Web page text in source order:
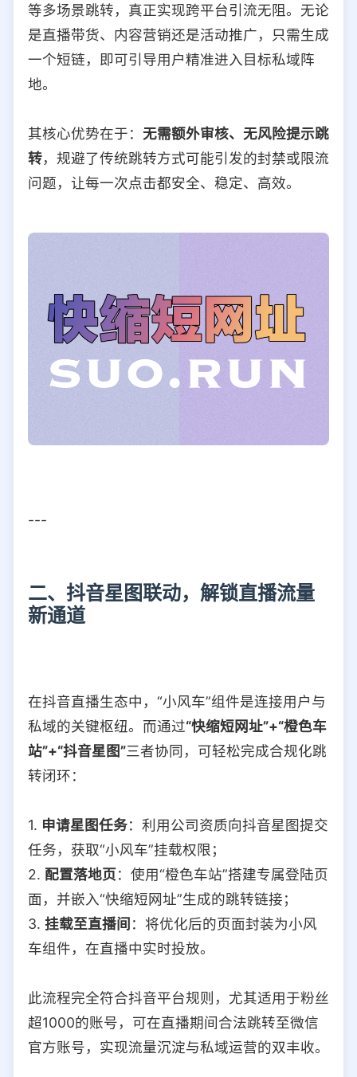
等多场景跳转，真正实现跨平台引流无阻。无论
是直播带货、内容营销还是活动推广，只需生成
一个短链，即可引导用户精准进入目标私域阵
地。
其核心优势在于： 无需额外审核、无风险提示跳
转，规避了传统跳转方式可能引发的封禁或限流
问题，让每一次点击都安全、稳定、高效。
---
二、抖音星图联动，解锁直播流量
新通道
在抖音直播生态中，“小风车”组件是连接用户与
私域的关键枢纽。而通过“快缩短网址”+“橙色车
站”+“抖音星图”三者协同，可轻松完成合规化跳
转闭环：
1. 申请星图任务：利用公司资质向抖音星图提交
任务，获取“小风车”挂载权限；
2. 配置落地页：使用“橙色车站”搭建专属登陆页
面，并嵌入“快缩短网址”生成的跳转链接；
3. 挂载至直播间 ：将优化后的页面封装为小风
车组件，在直播中实时投放。
此流程完全符合抖音平台规则，尤其适用于粉丝
超1000的账号，可在直播期间合法跳转至微信
官方账号，实现流量沉淀与私域运营的双丰收。